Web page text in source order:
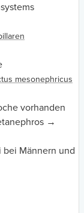
mesonephricus
vorhanden
→
Männern und